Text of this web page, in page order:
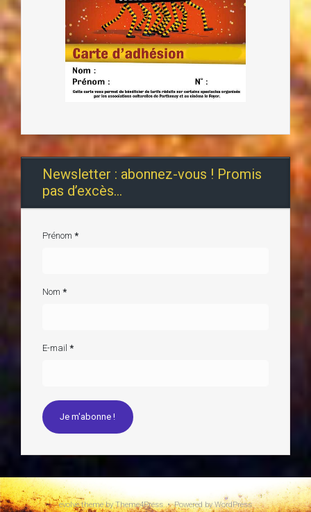
Newsletter : abonnez-vous ! Promis
pas d’excès…
Prénom *
Nom *
E-mail *
evolvetheme by Theme4Press • Powered byWordPress